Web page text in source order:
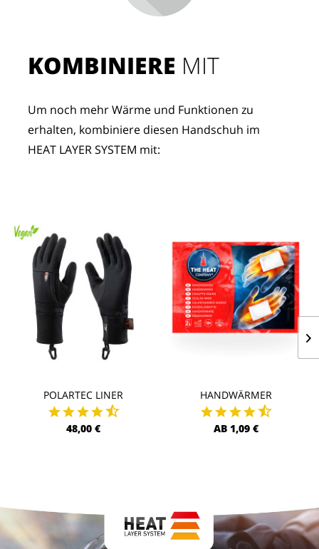
POLARTEC LINER
48,00 €
HANDWÄRMER
AB 1,09 €
KOMBINIERE MIT
Um noch mehr Wärme und Funktionen zu
erhalten, kombiniere diesen Handschuh im
HEAT LAYER SYSTEM mit: